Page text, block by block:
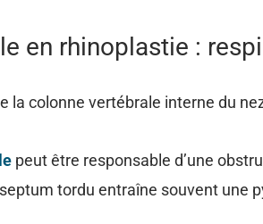
en rhinoplastie :
la colonne vertébrale interne du
peut être responsable d’une
tordu entraîne souvent une